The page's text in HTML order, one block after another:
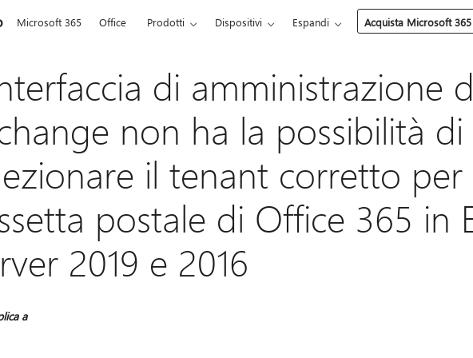
Microsoft 365 Office Prodotti Dispositivi Espandi Acquista Microsoft 365
di amministrazione
non ha la possibilità di
il tenant corretto per
postale di Office 365 in
2019 e 2016
a